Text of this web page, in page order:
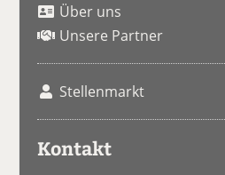
Über uns
Unsere Partner
Stellenmarkt
Kontakt